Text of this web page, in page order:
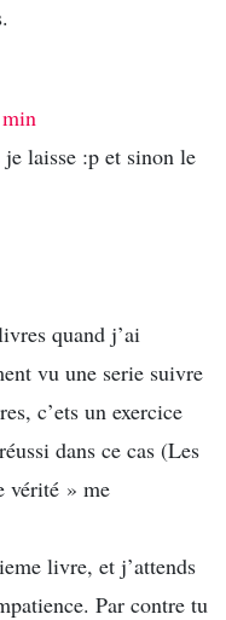
laisse :p et sinon le
quand j’ai
vu une serie suivre
c’ets un exercice
dans ce cas (Les
vérité » me
livre, et j’attends
Par contre tu